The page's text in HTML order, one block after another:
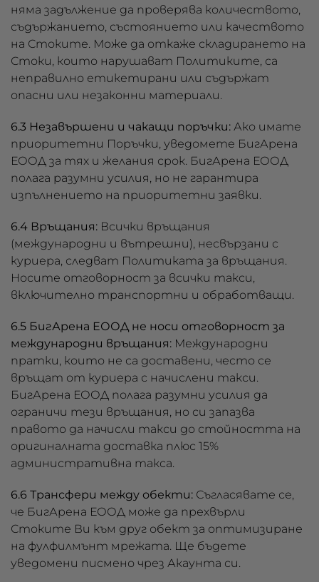
няма задължение да проверява количеството,
съдържанието, състоянието или качеството
на Стоките. Може да откаже складирането на
Стоки, които нарушават Политиките, са
неправилно етикетирани или съдържат
опасни или незаконни материали.
6.3 Незавършени и чакащи поръчки: Ако имате
приоритетни Поръчки, уведомете БигАрена
ЕООД за тях и желания срок. БигАрена ЕООД
полага разумни усилия, но не гарантира
изпълнението на приоритетни заявки.
6.4 Връщания: Всички връщания
(международни и вътрешни), несвързани с
куриера, следват Политиката за връщания.
Носите отговорност за всички такси,
включително транспортни и обработващи.
6.5 БигАрена ЕООД не носи отговорност за
международни връщания: Международни
пратки, които не са доставени, често се
връщат от куриера с начислени такси.
БигАрена ЕООД полага разумни усилия да
ограничи тези връщания, но си запазва
правото да начисли такси до стойността на
оригиналната доставка плюс 15%
административна такса.
6.6 Трансфери между обекти: Съгласявате се,
че БигАрена ЕООД може да прехвърли
Стоките Ви към друг обект за оптимизиране
на фулфилмънт мрежата. Ще бъдете
уведомени писмено чрез Акаунта си.